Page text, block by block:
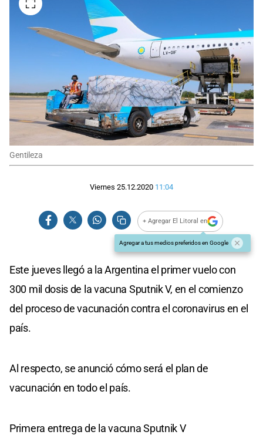
Gentileza
Viernes 25.12.2020 11:04
+ Agregar El Litoral en
Agregar a tus medios preferidos en Google
Este jueves llegó a la Argentina el primer vuelo con
300 mil dosis de la vacuna Sputnik V, en el comienzo
del proceso de vacunación contra el coronavirus en el
país.
Al respecto, se anunció cómo será el plan de
vacunación en todo el país.
Primera entrega de la vacuna Sputnik V